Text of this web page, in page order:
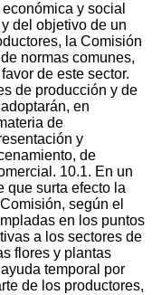
y social
del objetivo de un
la Comisión
normas comunes,
de este sector.
de producción y de
en
de
y
de
10.1. En un
que surta efecto la
según el
en los puntos
a los sectores de
flores y plantas
temporal por
de los productores,